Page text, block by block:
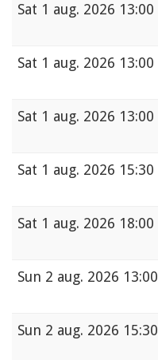
Sat 1 aug. 2026 13:00
Sat 1 aug. 2026 13:00
Sat 1 aug. 2026 13:00
Sat 1 aug. 2026 15:30
Sat 1 aug. 2026 18:00
Sun 2 aug. 2026 13:00
Sun 2 aug. 2026 15:30